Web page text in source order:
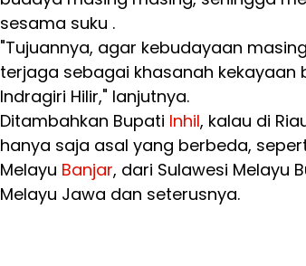
sesama suku .
"Tujuannya, agar kebudayaan
terjaga sebagai khasanah
Indragiri Hilir," lanjutnya.
Ditambahkan Bupati Inhil, kalau di
hanya saja asal yang berbeda,
Melayu Banjar, dari Sulawesi Melayu
Melayu Jawa dan seterusnya.